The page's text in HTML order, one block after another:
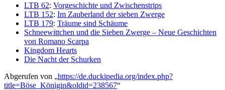
LTB 62: Vorgeschichte und Zwischenstrips
LTB 152: Im Zauberland der sieben Zwerge
LTB 179: Träume sind Schäume
Schneewittchen und die Sieben Zwerge – Neue Geschichten
von Romano Scarpa
Kingdom Hearts
Die Nacht der Schurken
Abgerufen von „https://de.duckipedia.org/index.php?
title=Böse_Königin&oldid=238567“